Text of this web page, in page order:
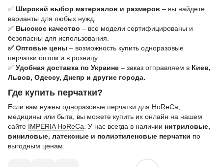
✅ Широкий выбор материалов и размеров – вы найдете
варианты для любых нужд.
✅ Высокое качество – все модели сертифицированы и
безопасны для использования.
✅ Оптовые цены – возможность купить одноразовые
перчатки оптом и в розницу.
✅ Удобная доставка по Украине – заказ отправляем в Киев,
Львов, Одессу, Днепр и другие города.
Где купить перчатки?
Если вам нужны одноразовые перчатки для HoReCa,
медицины или быта, вы можете купить их онлайн на нашем
сайте IMPERIA HoReCa. У нас всегда в наличии нитриловые,
виниловые, латексные и полиэтиленовые перчатки по
выгодным ценам.